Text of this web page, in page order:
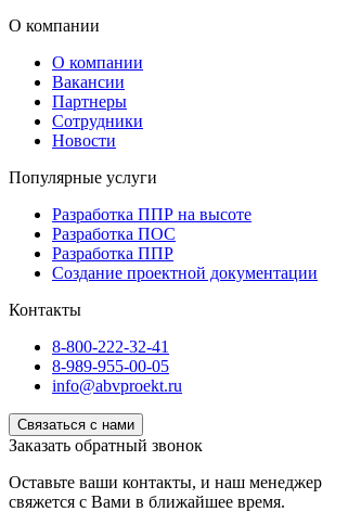
О компании
О компании
Вакансии
Партнеры
Сотрудники
Новости
Популярные услуги
Разработка ППР на высоте
Разработка ПОС
Разработка ППР
Создание проектной документации
Контакты
8-800-222-32-41
8-989-955-00-05
info@abvproekt.ru
Связаться с нами
Заказать обратный звонок
Оставьте ваши контакты, и наш менеджер
свяжется с Вами в ближайшее время.